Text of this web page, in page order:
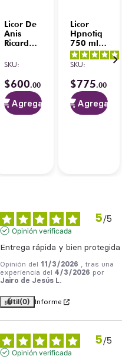
4.8 /5-
Licor De
Anis
Ricard
SKU:
$600.00
Agregar
Licor
Hpnotiq
750 ml
C/Gorra
SKU:
$775.00
Agregar
5/5
Opinión verificada
Entrega rápida y bien protegida
Opinión del 11/3/2026
, tras una
experiencia del 4/3/2026 por
Jairo de Jesús L.
Útil(0) Informe
5/5
Opinión verificada